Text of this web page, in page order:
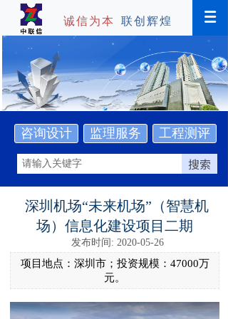
联创辉煌
诚信为本
咨询设计 监理服务 工程测评
搜索
深圳机场“未来机场”（智慧机
场）信息化建设项目二期
发布时间: 2020-05-26
项目地点：深圳市；投资规模：47000万
元。